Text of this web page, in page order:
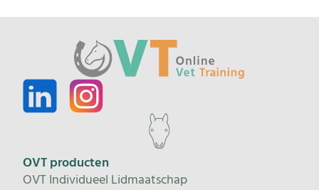
OVT producten
OVT Individueel Lidmaatschap